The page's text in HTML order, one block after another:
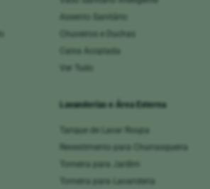
Assento Sanitário
Chuveiros e Duchas
Caixa Acoplada
Ver Tudo
Lavanderias e Área Externa
Tanque de Lavar Roupa
Revestimento para Churrasqueira
Torneira para Jardim
Torneira para Lavanderia